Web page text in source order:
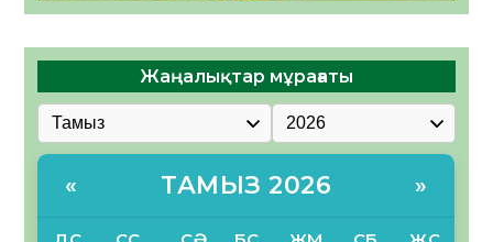
Жаңалықтар мұрағаты
« ТАМЫЗ 2026 »